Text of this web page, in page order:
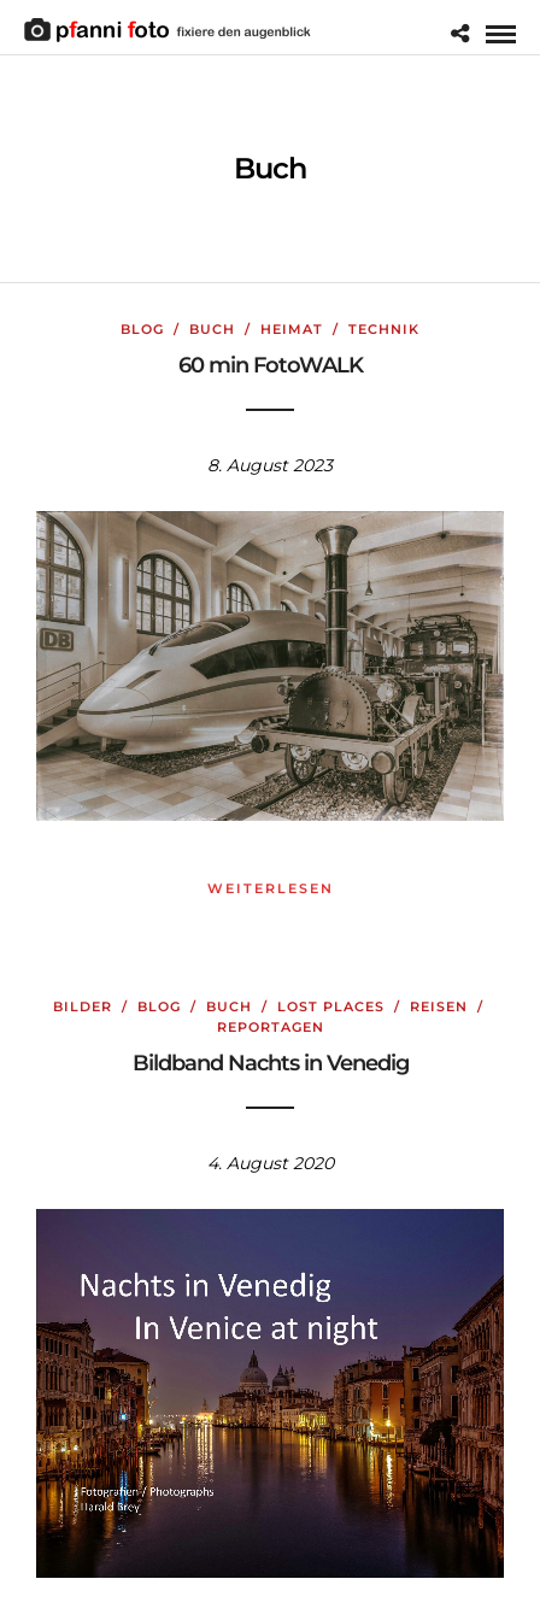
Buch
BLOG / BUCH / HEIMAT / TECHNIK
60 min FotoWALK
8. August 2023
WEITERLESEN
BILDER / BLOG / BUCH / LOST PLACES / REISEN
/
REPORTAGEN
Bildband Nachts in Venedig
4. August 2020